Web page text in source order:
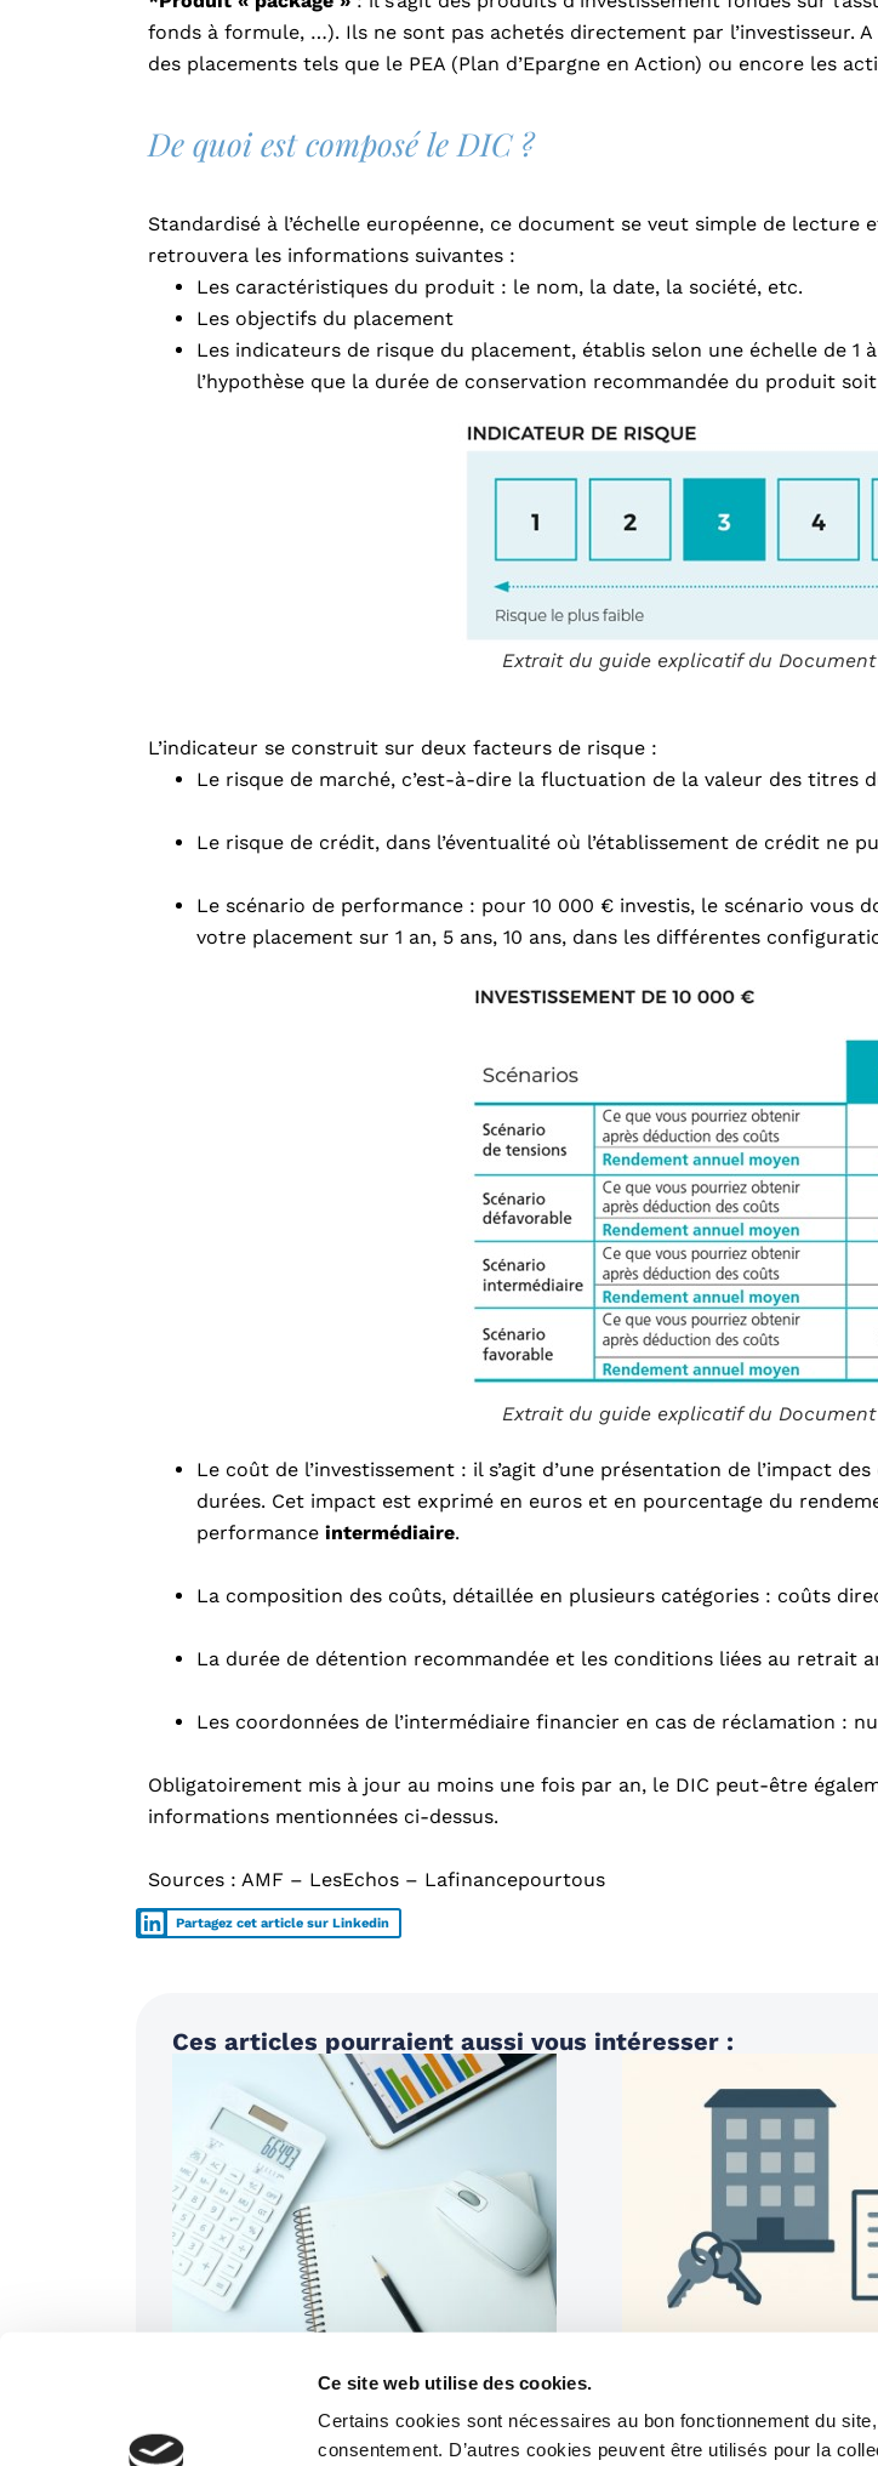
Ce site web utilise des cookies.
Certains cookies sont nécessaires au bon fonctionnement du
consentement. D’autres cookies peuvent être utilisés pour la
fonds à formule, …). Ils ne sont pas achetés directement par l’investisseur.
des placements tels que le PEA (Plan d’Epargne en Action) ou encore les
De quoi est composé le DIC ?
Standardisé à l’échelle européenne, ce document se veut simple de lecture
retrouvera les informations suivantes :
Les caractéristiques du produit : le nom, la date, la société, etc.
Les objectifs du placement
Les indicateurs de risque du placement, établis selon une échelle de 1
l’hypothèse que la durée de conservation recommandée du produit
Extrait du guide explicatif du Document
L’indicateur se construit sur deux facteurs de risque :
Le risque de marché, c’est-à-dire la fluctuation de la valeur des titres
Le risque de crédit, dans l’éventualité où l’établissement de crédit ne
Le scénario de performance : pour 10 000 € investis, le scénario vous
votre placement sur 1 an, 5 ans, 10 ans, dans les différentes
Extrait du guide explicatif du Document
Le coût de l’investissement : il s’agit d’une présentation de l’impact
durées. Cet impact est exprimé en euros et en pourcentage du
performance intermédiaire.
La composition des coûts, détaillée en plusieurs catégories : coûts
La durée de détention recommandée et les conditions liées au retrait
Les coordonnées de l’intermédiaire financier en cas de réclamation :
Obligatoirement mis à jour au moins une fois par an, le DIC peut-être
informations mentionnées ci-dessus.
Sources : AMF – LesEchos – Lafinancepourtous
Partagez cet article sur Linkedin
Ces articles pourraient aussi vous intéresser :
Facturation électronique 2026 : les
changements pour l’investissement